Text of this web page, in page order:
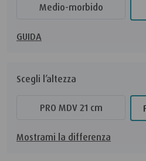
Medio-morbido
GUIDA
Scegli l’altezza
PRO MDV 21 cm
Mostrami la differenza